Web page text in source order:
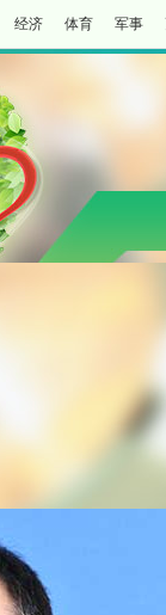
经济 体育 军事